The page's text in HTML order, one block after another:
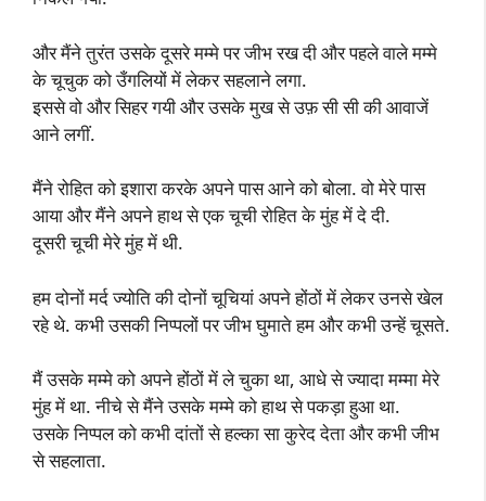
और मैंने तुरंत उसके दूसरे मम्मे पर जीभ रख दी और पहले वाले मम्मे
के चूचुक को उँगलियों में लेकर सहलाने लगा.
इससे वो और सिहर गयी और उसके मुख से उफ़ सी सी की आवाजें
आने लगीं.
मैंने रोहित को इशारा करके अपने पास आने को बोला. वो मेरे पास
आया और मैंने अपने हाथ से एक चूची रोहित के मुंह में दे दी.
दूसरी चूची मेरे मुंह में थी.
हम दोनों मर्द ज्योति की दोनों चूचियां अपने होंठों में लेकर उनसे खेल
रहे थे. कभी उसकी निप्पलों पर जीभ घुमाते हम और कभी उन्हें चूसते.
मैं उसके मम्मे को अपने होंठों में ले चुका था, आधे से ज्यादा मम्मा मेरे
मुंह में था. नीचे से मैंने उसके मम्मे को हाथ से पकड़ा हुआ था.
उसके निप्पल को कभी दांतों से हल्का सा कुरेद देता और कभी जीभ
से सहलाता.